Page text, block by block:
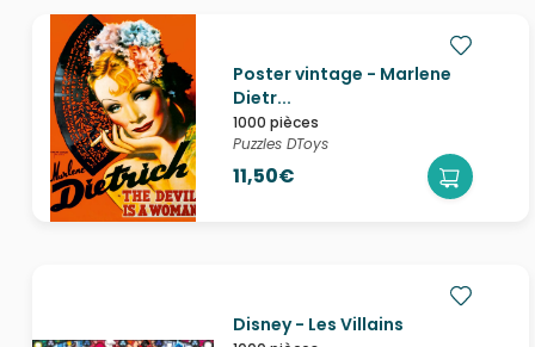
Poster vintage - Marlene
Dietr...
1000 pièces
Puzzles DToys
11,50€
Disney - Les Villains